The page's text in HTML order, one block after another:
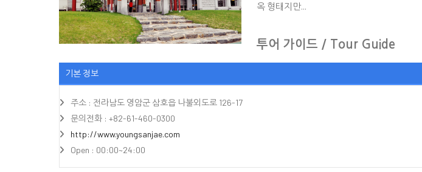
옥 형태지만...
투어 가이드 / Tour Guide
기본 정보
주소 : 전라남도 영암군 삼호읍 나불외도로 126-17
문의전화 : +82-61-460-0300
http://www.youngsanjae.com
Open : 00:00~24:00